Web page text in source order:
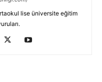
lise üniversite eğitim